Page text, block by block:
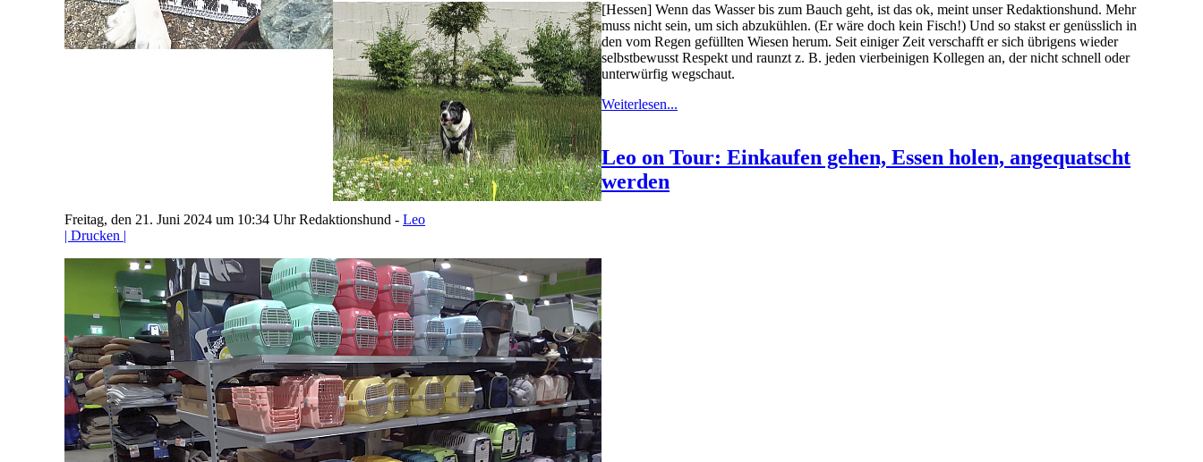
[Hessen] Wenn das Wasser bis zum Bauch geht, ist das ok, meint unser Redaktionshund. Mehr
muss nicht sein, um sich abzukühlen. (Er wäre doch kein Fisch!) Und so stakst er genüsslich in
den vom Regen gefüllten Wiesen herum. Seit einiger Zeit verschafft er sich übrigens wieder
selbstbewusst Respekt und raunzt z. B. jeden vierbeinigen Kollegen an, der nicht schnell oder
unterwürfig wegschaut.
Weiterlesen...
Leo on Tour: Einkaufen gehen, Essen holen, angequatscht
werden
Freitag, den 21. Juni 2024 um 10:34 UhrRedaktionshund - Leo
| Drucken |